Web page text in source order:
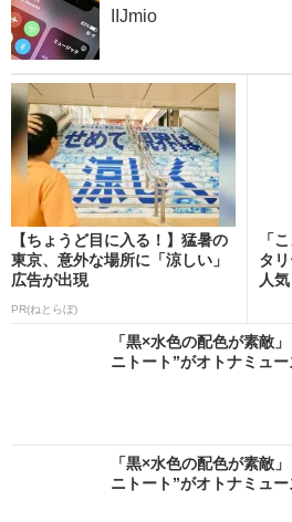
IIJmio
【ちょうど目に入る！】猛暑の
東京、意外な場所に「涼しい」
広告が出現
PR(ねとらぼ)
「
タ
人
「黒×水色の配色が素敵
ニトート”がオトナミュ
「黒×水色の配色が素敵
ニトート”がオトナミュ